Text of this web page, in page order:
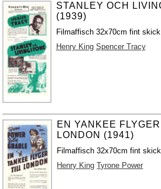
STANLEY OCH
(1939)
Filmaffisch 32x70cm fint skick
Henry King Spencer Tracy
EN YANKEE
LONDON (1941)
Filmaffisch 32x70cm fint
Henry King Tyrone Power